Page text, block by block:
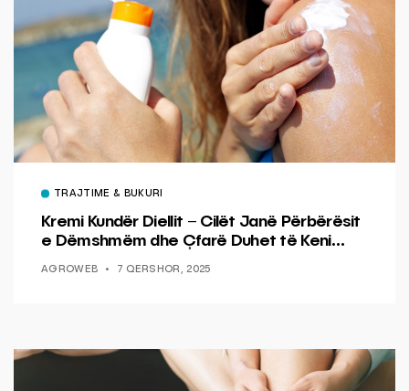
TRAJTIME & BUKURI
Kremi Kundër Diellit – Cilët Janë Përbërësit
e Dëmshmëm dhe Çfarë Duhet të Keni
AGROWEB 7 QERSHOR, 2025